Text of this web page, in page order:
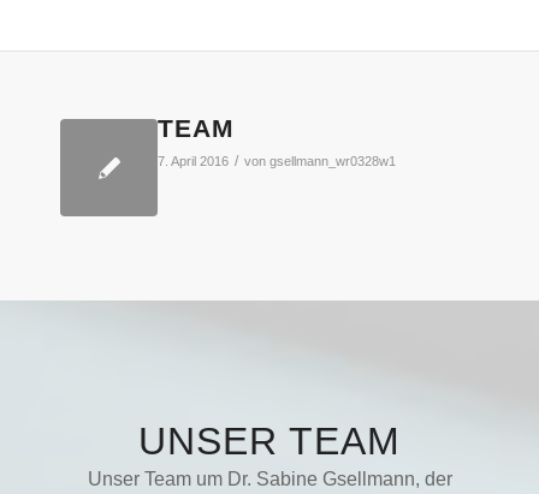
TEAM
7. April 2016 / von gsellmann_wr0328w1
UNSER TEAM
Unser Team um Dr. Sabine Gsellmann, der